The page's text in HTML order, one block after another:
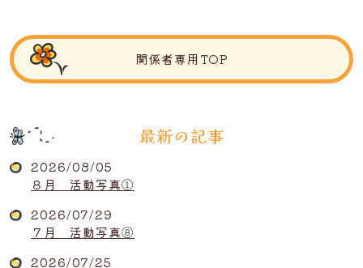
関係者専用TOP
最新の記事
2026/08/05
８月 活動写真①
2026/07/29
７月 活動写真⑧
2026/07/25